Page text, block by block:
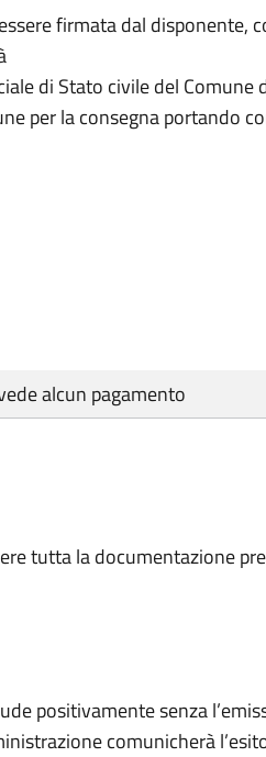
firmata dal disponente,
di Stato civile del Comune
per la consegna portando
alcun pagamento
tutta la documentazione
positivamente senza
comunicherà